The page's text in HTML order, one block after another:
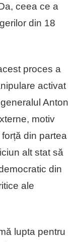
ceea ce a
din 18
proces a
activat
Anton
motiv
din partea
alt stat să
din
ale
lupta pentru